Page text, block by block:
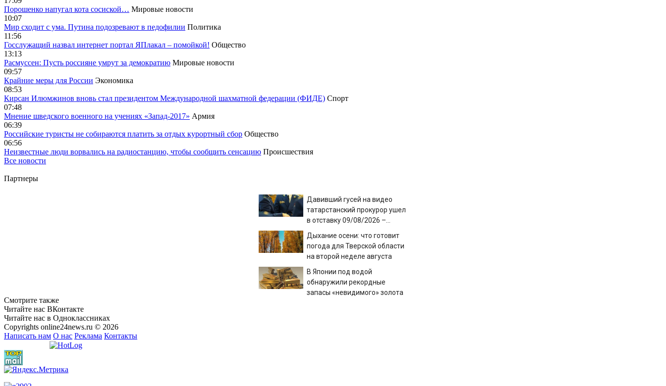
Порошенко напугал кота сосиской… Мировые новости
10:07
Мир сходит с ума. Путина подозревают в педофилии Политика
11:56
Госслужащий назвал интернет портал ЯПлакал – помойкой! Общество
13:13
Расмуссен: Пусть россияне умрут за демократию Мировые новости
09:57
Крайние меры для России Экономика
08:53
Кирсан Илюмжинов вновь стал президентом Международной шахматной федерации (ФИДЕ) Спорт
07:48
Мнение шведского военного на учениях «Запад-2017» Армия
06:39
Российские туристы не собираются платить за отдых курортный сбор Общество
06:56
Неизвестные люди ворвались на радиостанцию, чтобы сообщить сенсацию Происшествия
Все новости
Партнеры
Давивший гусей на видео
татарстанский прокурор ушел
в отставку 09/08/2026 –
Дыхание осени: что готовит
погода для Тверской области
на второй неделе августа
В Японии под водой
обнаружили рекордные
запасы «невидимого» золота
Смотрите также
Читайте нас ВКонтакте
Читайте нас в Одноклассниках
Copyrights online24news.ru © 2026
Написать нам О нас Реклама Контакты